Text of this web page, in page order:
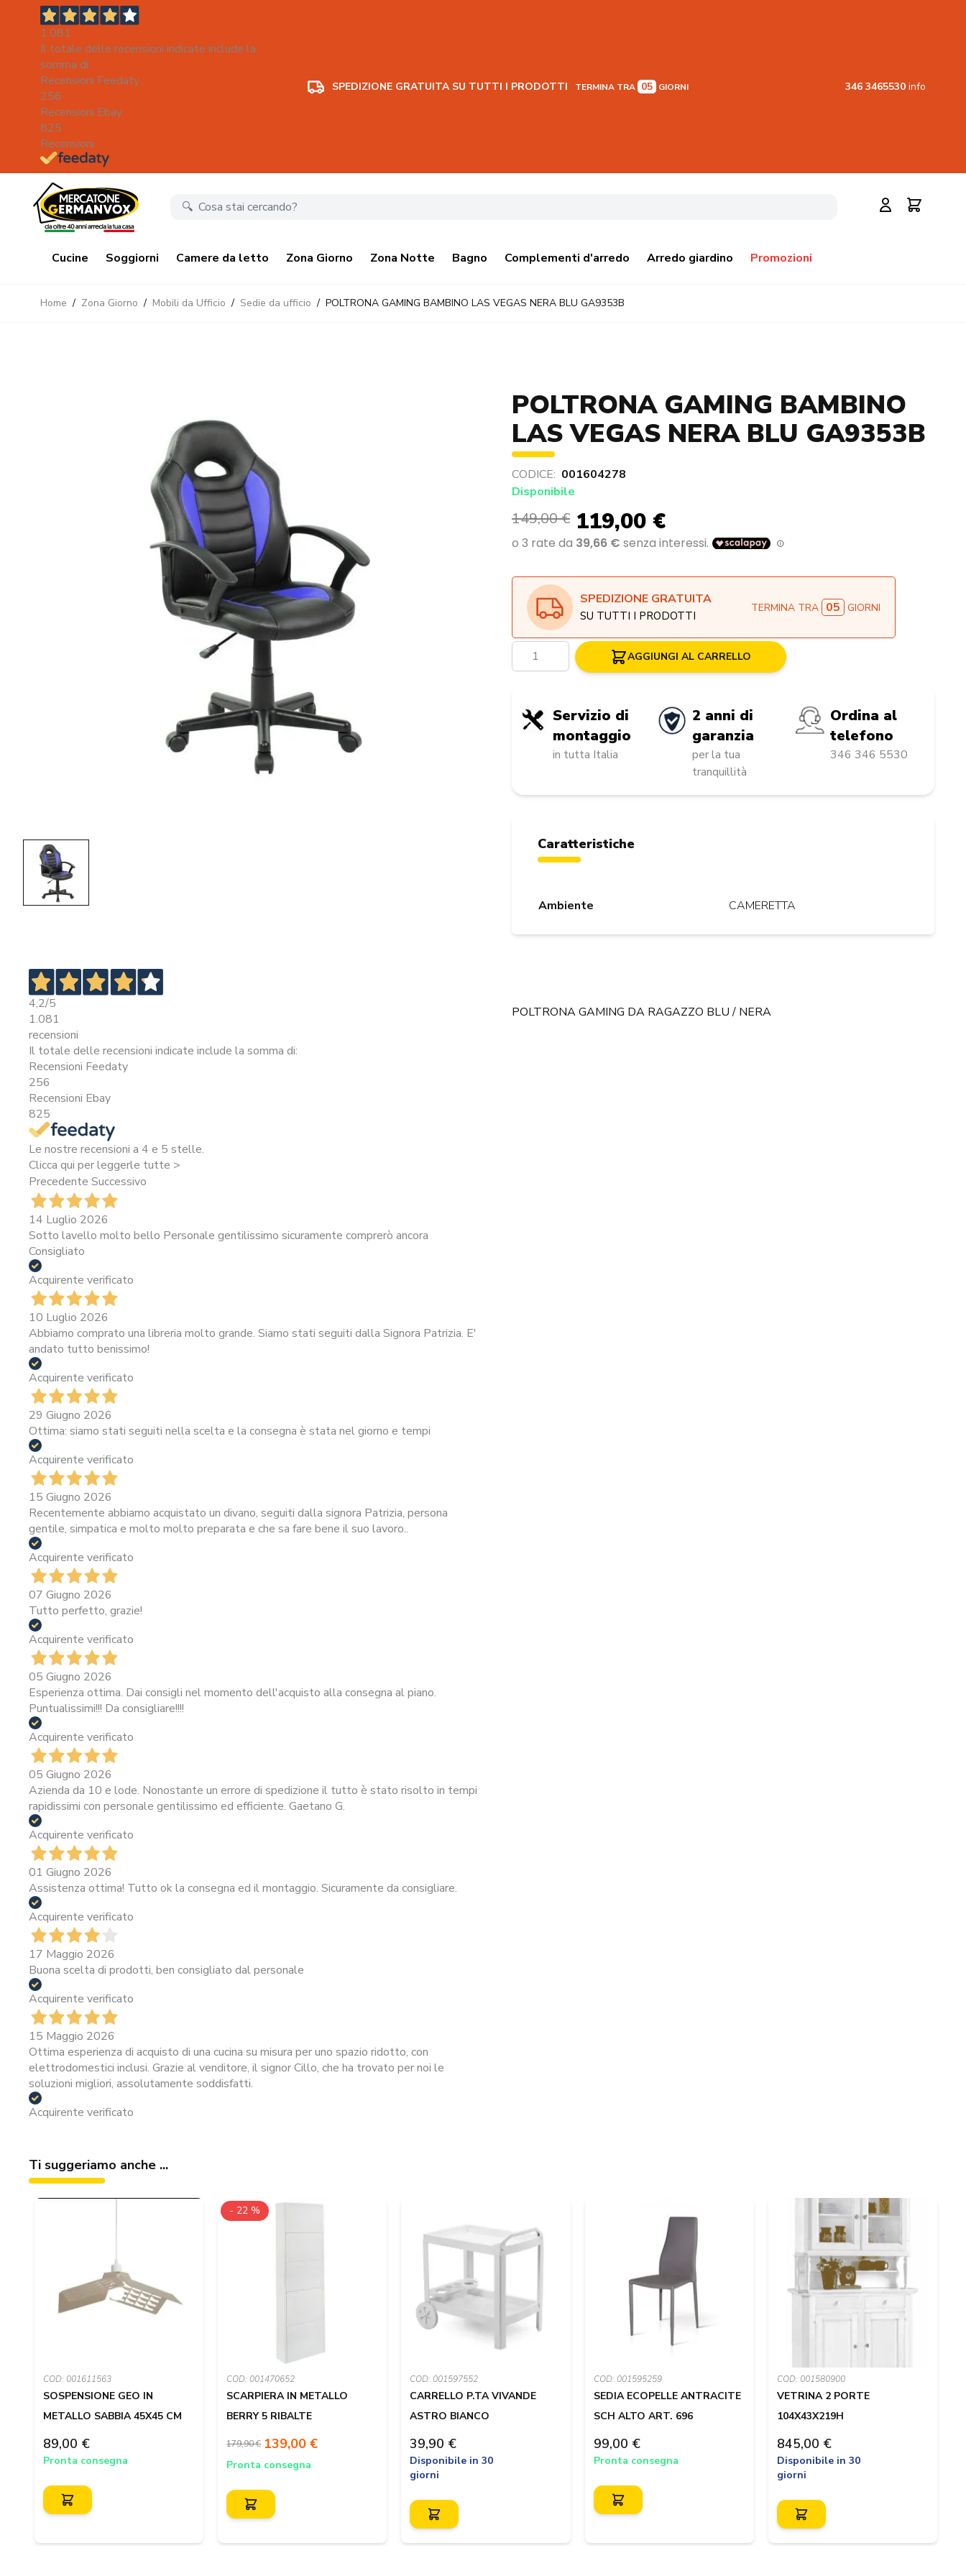
1.081
Il totale delle recensioni indicate include la
somma di:
Recensioni Feedaty
256
Recensioni Ebay
825
Recensioni
SPEDIZIONE GRATUITA SU TUTTI I PRODOTTI TERMINA TRA 05 GIORNI 346 3465530 info
Salta al contenuto
Carrello
Cucine Soggiorni Camere da letto Zona Giorno Zona Notte Bagno Complementi d'arredo Arredo giardino Promozioni
Home / Zona Giorno / Mobili da Ufficio / Sedie da ufficio / POLTRONA GAMING BAMBINO LAS VEGAS NERA BLU GA9353B
POLTRONA GAMING BAMBINO
LAS VEGAS NERA BLU GA9353B
CODICE: 001604278
Disponibile
149,00 € 119,00 €
SPEDIZIONE GRATUITA
SU TUTTI I PRODOTTI
TERMINA TRA 05 GIORNI
Quantità AGGIUNGI AL CARRELLO
Servizio di
montaggio
in tutta Italia
2 anni di
garanzia
per la tua
tranquillità
Ordina al
telefono
346 346 5530
Caratteristiche
Ambiente CAMERETTA
POLTRONA GAMING DA RAGAZZO BLU / NERA
4,2/5
1.081
recensioni
Il totale delle recensioni indicate include la somma di:
Recensioni Feedaty
256
Recensioni Ebay
825
Le nostre recensioni a 4 e 5 stelle.
Clicca qui per leggerle tutte >
Precedente Successivo
14 Luglio 2026
Sotto lavello molto bello Personale gentilissimo sicuramente comprerò ancora
Consigliato
Acquirente verificato
10 Luglio 2026
Abbiamo comprato una libreria molto grande. Siamo stati seguiti dalla Signora Patrizia. E'
andato tutto benissimo!
Acquirente verificato
29 Giugno 2026
Ottima: siamo stati seguiti nella scelta e la consegna è stata nel giorno e tempi
Acquirente verificato
15 Giugno 2026
Recentemente abbiamo acquistato un divano, seguiti dalla signora Patrizia, persona
gentile, simpatica e molto molto preparata e che sa fare bene il suo lavoro..
Acquirente verificato
07 Giugno 2026
Tutto perfetto, grazie!
Acquirente verificato
05 Giugno 2026
Esperienza ottima. Dai consigli nel momento dell'acquisto alla consegna al piano.
Puntualissimi!!! Da consigliare!!!!
Acquirente verificato
05 Giugno 2026
Azienda da 10 e lode. Nonostante un errore di spedizione il tutto è stato risolto in tempi
rapidissimi con personale gentilissimo ed efficiente. Gaetano G.
Acquirente verificato
01 Giugno 2026
Assistenza ottima! Tutto ok la consegna ed il montaggio. Sicuramente da consigliare.
Acquirente verificato
17 Maggio 2026
Buona scelta di prodotti, ben consigliato dal personale
Acquirente verificato
15 Maggio 2026
Ottima esperienza di acquisto di una cucina su misura per uno spazio ridotto, con
elettrodomestici inclusi. Grazie al venditore, il signor Cillo, che ha trovato per noi le
soluzioni migliori, assolutamente soddisfatti.
Acquirente verificato
Ti suggeriamo anche ...
COD: 001611563
SOSPENSIONE GEO IN
METALLO SABBIA 45X45 CM
89,00 €
Pronta consegna
COD: 001470652
SCARPIERA IN METALLO
BERRY 5 RIBALTE
- 22 %
179,90 € 139,00 €
Pronta consegna
COD: 001597552
CARRELLO P.TA VIVANDE
ASTRO BIANCO
39,90 €
Disponibile in 30
giorni
COD: 001595259
SEDIA ECOPELLE ANTRACITE
SCH ALTO ART. 696
99,00 €
Pronta consegna
COD: 001580900
VETRINA 2 PORTE
104X43X219H
845,00 €
Disponibile in 30
giorni